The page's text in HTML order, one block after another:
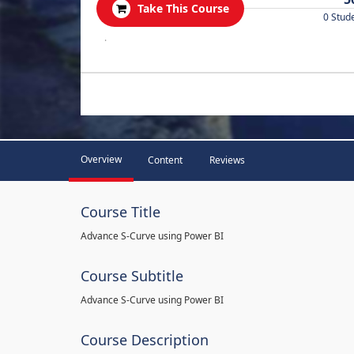
Take This Course
0
.
Overview Content Reviews
Course Title
Advance S-Curve using Power BI
Course Subtitle
Advance S-Curve using Power BI
Course Description